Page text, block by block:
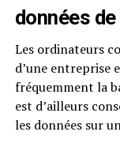
données
Les ordinateurs
d’une entreprise
fréquemment la
est d’ailleurs
les données sur